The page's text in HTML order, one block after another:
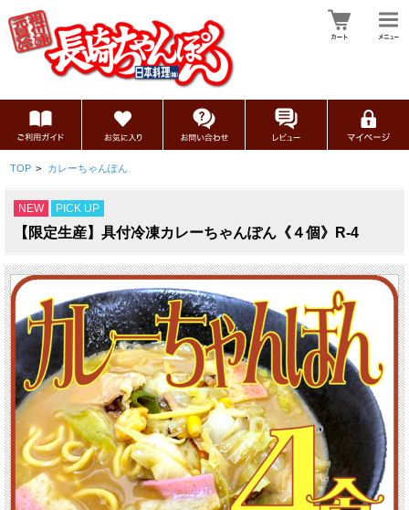
TOP > カレーちゃんぽん
NEW PICK UP
【限定生産】具付冷凍カレーちゃんぽん《４個》R-4